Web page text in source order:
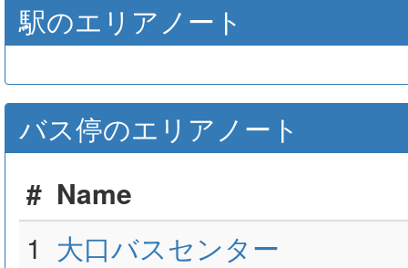
駅のエリアノート
バス停のエリアノート
# Name
1 大口バスセンター